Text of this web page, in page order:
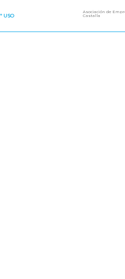
USO
Asociación de
Castalla